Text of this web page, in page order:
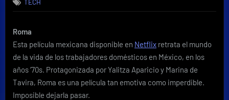
para
Roku
Roma
Esta película mexicana disponible en Netflix retrata el mundo
de la vida de los trabajadores domésticos en México, en los
años ‘70s. Protagonizada por Yalitza Aparicio y Marina de
Tavira, Roma es una película tan emotiva como imperdible.
Imposible dejarla pasar.